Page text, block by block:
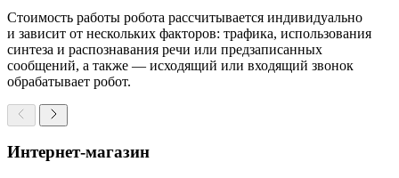
Стоимость работы робота рассчитывается индивидуально
и зависит от нескольких факторов: трафика, использования
синтеза и распознавания речи или предзаписанных
сообщений, а также — исходящий или входящий звонок
обрабатывает робот.
Интернет-магазин